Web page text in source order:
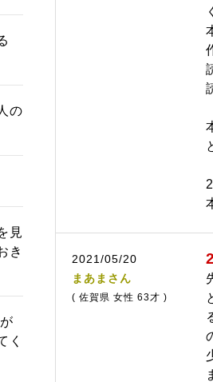
2021/05/20
まあまさん
( 佐賀県 女性 63才 )
の
見
き
く